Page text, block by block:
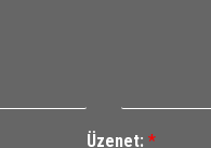
Üzenet: *